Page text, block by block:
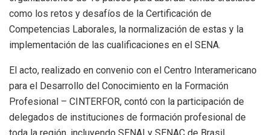
como los retos y desafíos de la Certificación de
Competencias Laborales, la normalización de estas y la
implementación de las cualificaciones en el SENA.
El acto, realizado en convenio con el Centro Interamericano
para el Desarrollo del Conocimiento en la Formación
Profesional – CINTERFOR, contó con la participación de
delegados de instituciones de formación profesional de